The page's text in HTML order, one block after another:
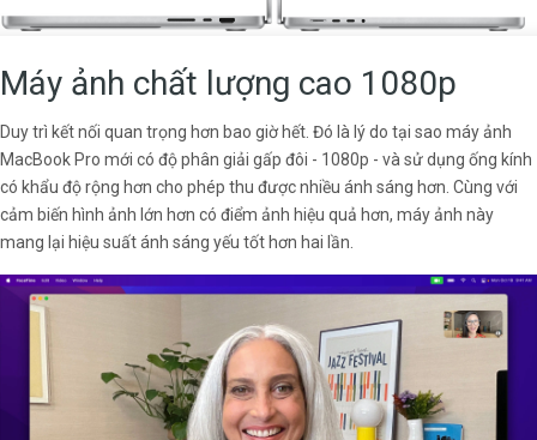
Máy ảnh chất lượng cao 1080p
Duy trì kết nối quan trọng hơn bao giờ hết. Đó là lý do tại sao máy ảnh
MacBook Pro mới có độ phân giải gấp đôi - 1080p - và sử dụng ống kính
có khẩu độ rộng hơn cho phép thu được nhiều ánh sáng hơn. Cùng với
cảm biến hình ảnh lớn hơn có điểm ảnh hiệu quả hơn, máy ảnh này
mang lại hiệu suất ánh sáng yếu tốt hơn hai lần.